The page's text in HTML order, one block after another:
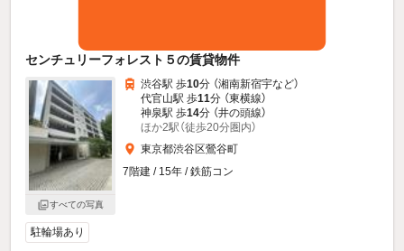
センチュリーフォレスト５の賃貸物件
すべての写真
渋谷駅 歩10分 （湘南新宿宇など）
代官山駅 歩11分 （東横線）
神泉駅 歩14分 （井の頭線）
ほか2駅（徒歩20分圏内）
東京都渋谷区鶯谷町
7階建 / 15年 / 鉄筋コン
駐輪場あり